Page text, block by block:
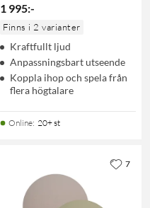
1 995:-
Finns i 2 varianter
Kraftfullt ljud
Anpassningsbart utseende
Koppla ihop och spela från
flera högtalare
Online: 20+ st
7